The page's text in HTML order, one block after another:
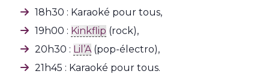
18h30 : Karaoké pour tous,
19h00 : Kinkflip (rock),
20h30 : Lil’A (pop-électro),
21h45 : Karaoké pour tous.